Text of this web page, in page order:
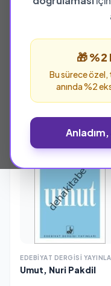
🎁
Bu sürece özel,
anında %2
Edebiyat
Edebiyat Dergisi
eserleri bu
EDEBIYAT DERGISI
Umut, Nuri Pakdil